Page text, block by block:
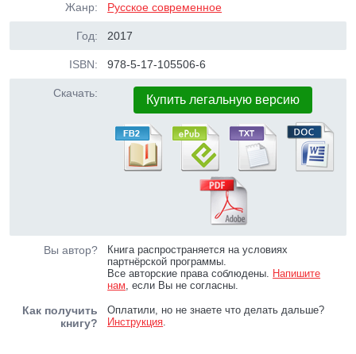
Жанр: Русское современное
Год: 2017
ISBN: 978-5-17-105506-6
Скачать: Купить легальную версию
Вы автор?
Книга распространяется на условиях
партнёрской программы.
Все авторские права соблюдены. Напишите
нам, если Вы не согласны.
Как получить
книгу?
Оплатили, но не знаете что делать дальше?
Инструкция.